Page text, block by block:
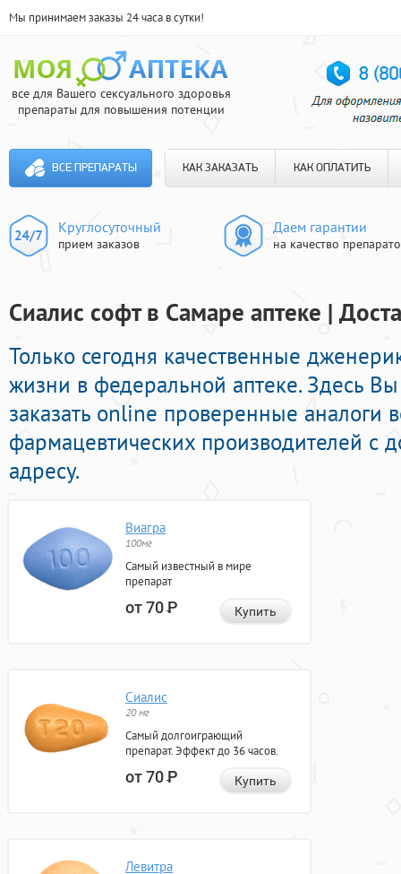
Мы принимаем заказы 24 часа в сутки!
все для Вашего сексуального здоровья
препараты для повышения потенции
ВСЕ ПРЕПАРАТЫ КАК ЗАКАЗАТЬ КАК ОПЛАТИТЬ
Круглосуточный
прием заказов
Даем гарантии
на качество
Сиалис софт в Самаре аптеке |
Только сегодня качественные
жизни в федеральной аптеке. Здесь
заказать online проверенные аналоги
фармацевтических производителей с
адресу.
Виагра
100мг
Самый известный в мире
препарат
от 70Р Купить
Сиалис
20 мг
Самый долгоиграющий
препарат. Эффект до 36 часов.
от 70Р Купить
Левитра